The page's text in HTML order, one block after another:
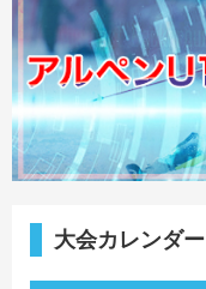
大会カレンダー